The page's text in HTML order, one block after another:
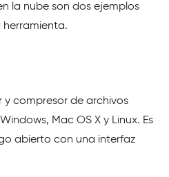
la nube son dos ejemplos
herramienta.
y compresor de archivos
Mac OS X y Linux. Es
abierto con una interfaz